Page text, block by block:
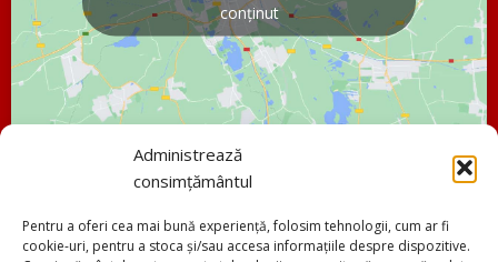
Administrează
consimțământul
Pentru a oferi cea mai bună experiență, folosim tehnologii, cum ar fi
cookie-uri, pentru a stoca și/sau accesa informațiile despre dispozitive.
conținut